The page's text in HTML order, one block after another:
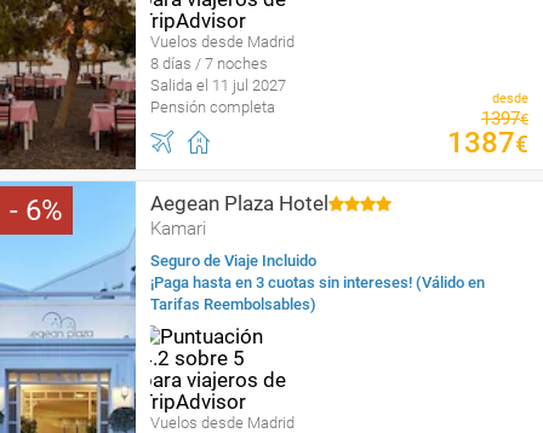
Vuelos desde Madrid
8 días / 7 noches
Salida el 11 jul 2027
Pensión completa
desde
1397€
1387€
6 Aegean Plaza Hotel
Kamari
Seguro de Viaje Incluido
¡Paga hasta en 3 cuotas sin intereses! (Válido en
Tarifas Reembolsables)
Vuelos desde Madrid